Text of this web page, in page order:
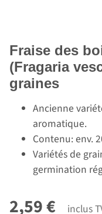
Fraise des
(Fragaria
graines
Ancienne
aromatique.
Contenu: env.
Variétés de
germination
2,59 € inclus